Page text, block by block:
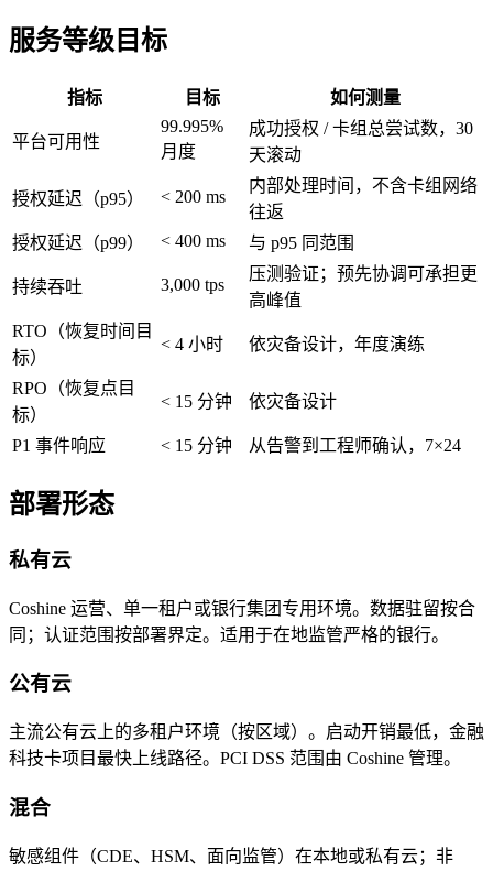
服务等级目标
指标 目标 如何测量
平台可用性
99.995%
月度
成功授权 / 卡组总尝试数，30
天滚动
授权延迟（p95） < 200 ms
内部处理时间，不含卡组网络
往返
授权延迟（p99）
< 400 ms 与 p95 同范围
持续吞吐 3,000 tps
压测验证；预先协调可承担更
高峰值
RTO（恢复时间目
标）
< 4 小时 依灾备设计，年度演练
RPO（恢复点目
标）
< 15 分钟 依灾备设计
P1 事件响应 < 15 分钟 从告警到工程师确认，7×24
部署形态
私有云
Coshine 运营、单一租户或银行集团专用环境。数据驻留按合
同；认证范围按部署界定。适用于在地监管严格的银行。
公有云
主流公有云上的多租户环境（按区域）。启动开销最低，金融
科技卡项目最快上线路径。PCI DSS 范围由 Coshine 管理。
混合
敏感组件（CDE、HSM、面向监管）在本地或私有云；非